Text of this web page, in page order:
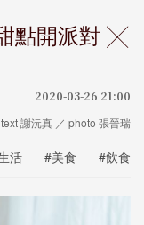
點開派對 ╳
2020-03-26 21:00
text 謝沅真 ／ photo 張晉瑞
活 #美食 #飲食